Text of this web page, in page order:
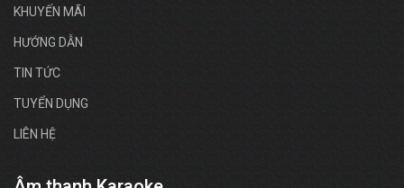
KHUYẾN MÃI
HƯỚNG DẪN
TIN TỨC
TUYỂN DỤNG
LIÊN HỆ